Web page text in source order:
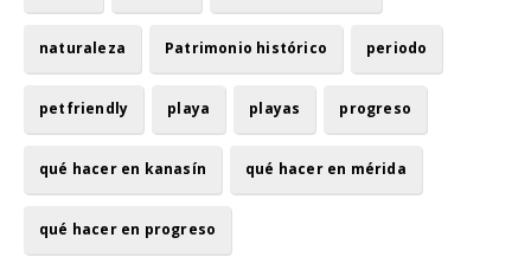
naturaleza Patrimonio histórico periodo
petfriendly playa playas progreso
qué hacer en kanasín qué hacer en mérida
qué hacer en progreso